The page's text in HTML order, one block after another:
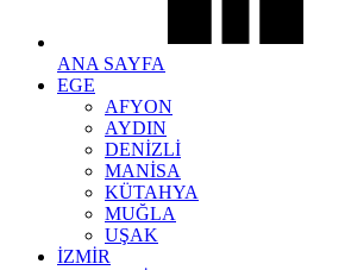
ANA SAYFA
EGE
AFYON
AYDIN
DENİZLİ
MANİSA
KÜTAHYA
MUĞLA
UŞAK
İZMİR